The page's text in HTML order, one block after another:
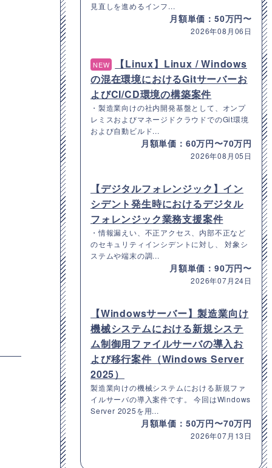
見直しを進めるインフ...
月額単価：50万円〜
2026年08月06日
NEW
【Linux】Linux / Windows
の混在環境におけるGitサーバーお
よびCI/CD環境の構築案件
・製造業向けの社内開発基盤として、オンプ
レミスおよびマネージドクラウドでのGit環境
および自動ビルド...
月額単価：60万円〜70万円
2026年08月05日
【デジタルフォレンジック】イン
シデント発生時におけるデジタル
フォレンジック業務支援案件
・情報漏えい、不正アクセス、内部不正など
のセキュリティインシデントに対し、 対象シ
ステムや端末の調...
月額単価：90万円〜
2026年07月24日
【Windowsサーバー】製造業向け
機械システムにおける新規システ
ム制御用ファイルサーバの導入お
よび移行案件（Windows Server
2025）
製造業向けの機械システムにおける新規ファ
イルサーバの導入案件です。 今回はWindows
Server 2025を用...
月額単価：50万円〜70万円
2026年07月13日